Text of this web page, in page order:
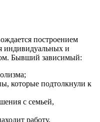
построением
индивидуальных и
Бывший зависимый:
которые подтолкнули к
с семьей,
работу.